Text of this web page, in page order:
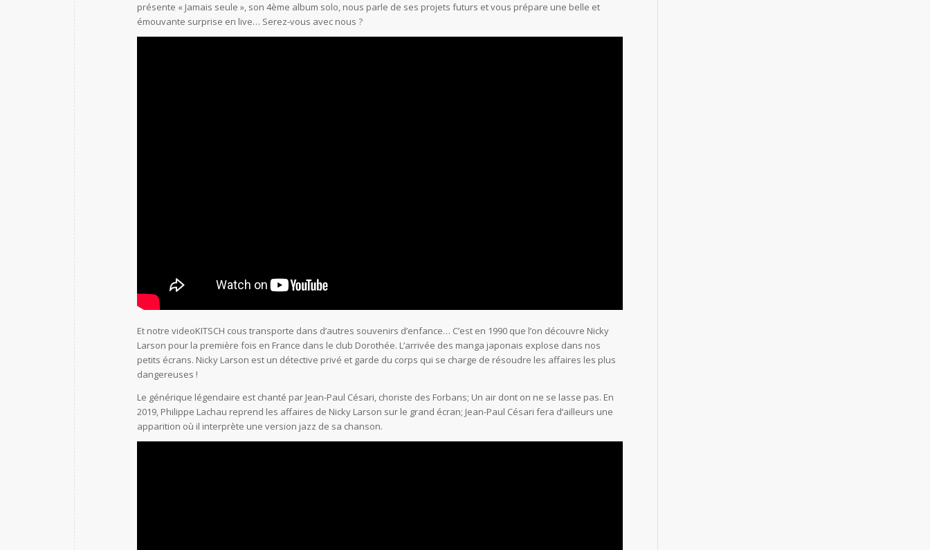
présente « Jamais seule », son 4ème album solo, nous parle de ses projets futurs et vous prépare une belle et
émouvante surprise en live… Serez-vous avec nous ?
Et notre videoKITSCH cous transporte dans d’autres souvenirs d’enfance… C’est en 1990 que l’on découvre Nicky
Larson pour la première fois en France dans le club Dorothée. L’arrivée des manga japonais explose dans nos
petits écrans. Nicky Larson est un détective privé et garde du corps qui se charge de résoudre les affaires les plus
dangereuses !
Le générique légendaire est chanté par Jean-Paul Césari, choriste des Forbans; Un air dont on ne se lasse pas. En
2019, Philippe Lachau reprend les affaires de Nicky Larson sur le grand écran; Jean-Paul Césari fera d’ailleurs une
apparition où il interprète une version jazz de sa chanson.